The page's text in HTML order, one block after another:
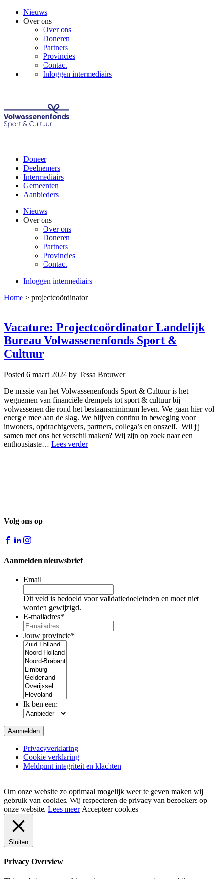
Nieuws
Over ons
Over ons
Doneren
Partners
Provincies
Contact
Inloggen intermediairs
Doneer
Deelnemers
Intermediairs
Gemeenten
Aanbieders
Nieuws
Over ons
Over ons
Doneren
Partners
Provincies
Contact
Inloggen intermediairs
Home > projectcoördinator
Vacature: Projectcoördinator Landelijk
Bureau Volwassenenfonds Sport &
Cultuur
Posted 6 maart 2024 by Tessa Brouwer
De missie van het Volwassenenfonds Sport & Cultuur is het
wegnemen van financiële drempels tot sport & cultuur bij
volwassenen die rond het bestaansminimum leven. We gaan hier vol
energie mee aan de slag. We blijven continu in beweging voor
inwoners, opdrachtgevers, partners, collega’s en onszelf. Wil jij
samen met ons het verschil maken? Wij zijn op zoek naar een
enthousiaste… Lees verder
Volg ons op
Aanmelden nieuwsbrief
Email
Dit veld is bedoeld voor validatiedoeleinden en moet niet
worden gewijzigd.
E-mailadres*
Jouw provincie*
Ik ben een:
Privacyverklaring
Cookie verklaring
Meldpunt integriteit en klachten
Om onze website zo optimaal mogelijk weer te geven maken wij
gebruik van cookies. Wij respecteren de privacy van bezoekers op
onze website. Lees meer Accepteer cookies
Sluiten
Privacy Overview